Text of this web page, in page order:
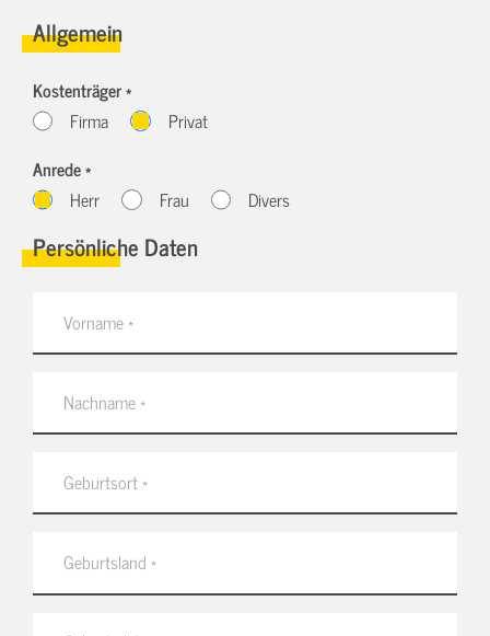
Allgemein
Kostenträger *
Firma
Privat
Anrede *
Herr
Frau Divers
Persönliche Daten